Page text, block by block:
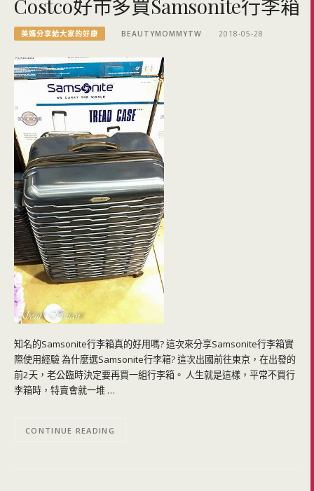
Costco好市多買Samsonite行李箱
美媽分享給大家的好康 BEAUTYMOMMYTW 2018-05-28
知名的Samsonite行李箱真的好用嗎? 這次來分享Samsonite行李箱實
際使用經驗 為什麼選Samsonite行李箱? 這次出國前往東京，在出發的
前2天，老公臨時決定要再買一組行李箱。 人生就是這樣，平常不買行
李箱時，特賣會就一堆 …
CONTINUE READING